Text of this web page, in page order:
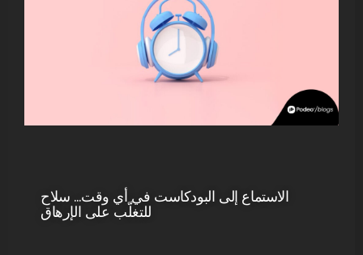
الاستماع إلى البودكاست في أي وقت… سلاح
للتغلّب على الإرهاق